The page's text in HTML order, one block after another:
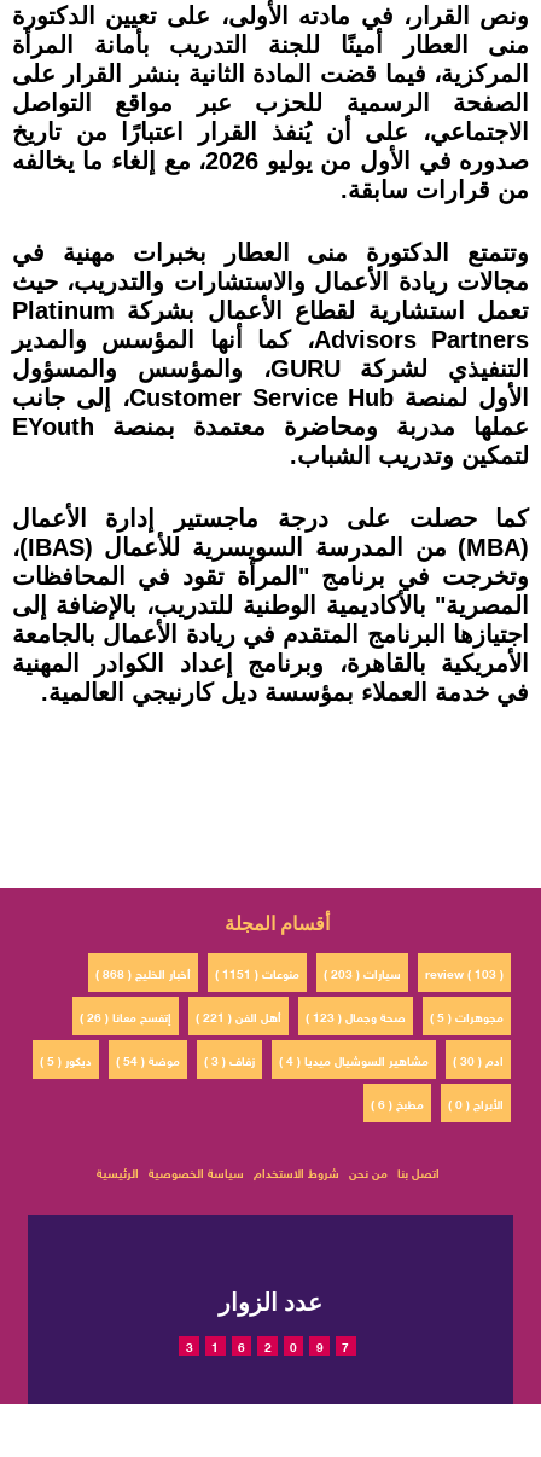
ونص القرار، في مادته الأولى، على تعيين الدكتورة
منى العطار أمينًا للجنة التدريب بأمانة المرأة
المركزية، فيما قضت المادة الثانية بنشر القرار على
الصفحة الرسمية للحزب عبر مواقع التواصل
الاجتماعي، على أن يُنفذ القرار اعتبارًا من تاريخ
صدوره في الأول من يوليو 2026، مع إلغاء ما يخالفه
من قرارات سابقة.
وتتمتع الدكتورة منى العطار بخبرات مهنية في
مجالات ريادة الأعمال والاستشارات والتدريب، حيث
تعمل استشارية لقطاع الأعمال بشركة Platinum
Advisors Partners، كما أنها المؤسس والمدير
التنفيذي لشركة GURU، والمؤسس والمسؤول
الأول لمنصة Customer Service Hub، إلى جانب
عملها مدربة ومحاضرة معتمدة بمنصة EYouth
لتمكين وتدريب الشباب.
كما حصلت على درجة ماجستير إدارة الأعمال
(MBA) من المدرسة السويسرية للأعمال (IBAS)،
وتخرجت في برنامج "المرأة تقود في المحافظات
المصرية" بالأكاديمية الوطنية للتدريب، بالإضافة إلى
اجتيازها البرنامج المتقدم في ريادة الأعمال بالجامعة
الأمريكية بالقاهرة، وبرنامج إعداد الكوادر المهنية
في خدمة العملاء بمؤسسة ديل كارنيجي العالمية.
أقسام المجلة
أخبار الخليج ( 868 ) منوعات ( 1151 ) سيارات ( 203 )
review ( 103 )
إتفسح معانا ( 26 )
أهل الفن ( 221 ) صحة وجمال ( 123 )
مجوهرات ( 5 )
ديكور ( 5 )
موضة ( 54 ) زفاف ( 3 ) مشاهير السوشيال ميديا ( 4 )
ادم ( 30 )
مطبخ ( 6 )
الأبراج ( 0 )
الرئيسية سياسة الخصوصية شروط الاستخدام من نحن اتصل بنا
عدد الزوار
3 1 6 2 0 9 7